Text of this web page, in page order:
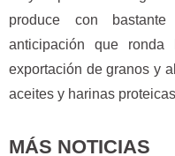
produce con
anticipación que
exportación de granos y
aceites y harinas
MÁS NOTICIAS